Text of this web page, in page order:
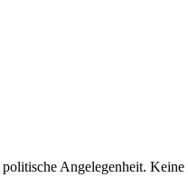
Angelegenheit.